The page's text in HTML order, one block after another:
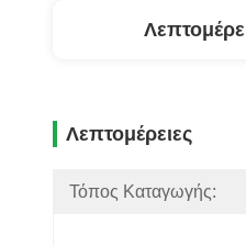
Λεπτομέρειες
Τόπος Καταγωγής: